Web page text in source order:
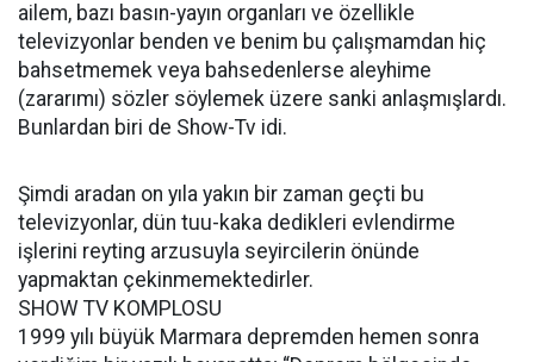
ailem, bazı basın-yayın organları ve özellikle
televizyonlar benden ve benim bu çalışmamdan hiç
bahsetmemek veya bahsedenlerse aleyhime
(zararımı) sözler söylemek üzere sanki anlaşmışlardı.
Bunlardan biri de Show-Tv idi.
Şimdi aradan on yıla yakın bir zaman geçti bu
televizyonlar, dün tuu-kaka dedikleri evlendirme
işlerini reyting arzusuyla seyircilerin önünde
yapmaktan çekinmemektedirler.
SHOW TV KOMPLOSU
1999 yılı büyük Marmara depremden hemen sonra